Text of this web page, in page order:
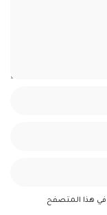
في هذا المتصفح